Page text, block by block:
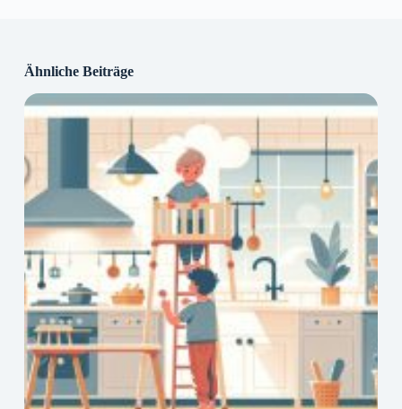
Ähnliche Beiträge